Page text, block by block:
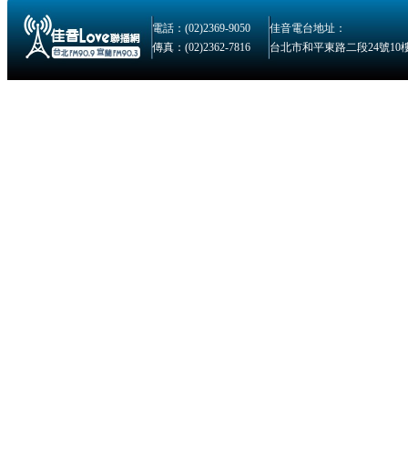
電話：(02)2369-9050
佳音電台地址：
傳真：(02)2362-7816
台北市和平東路二段24號10